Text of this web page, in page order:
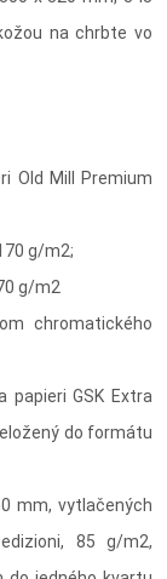
na chrbte vo
Old Mill Premium
g/m2;
g/m2
chromatického
GSK Extra
do formátu
mm, vytlačených
85 g/m2,